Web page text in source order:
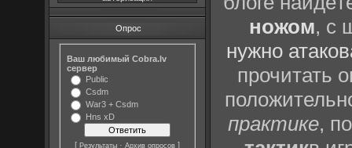
Опрос
Ваш любимый Cobra.lv
сервер
Public
Csdm
War3 + Csdm
Hns xD
[Результаты ·Архив опросов ]
ножом, с
нужно
прочитать
практике,